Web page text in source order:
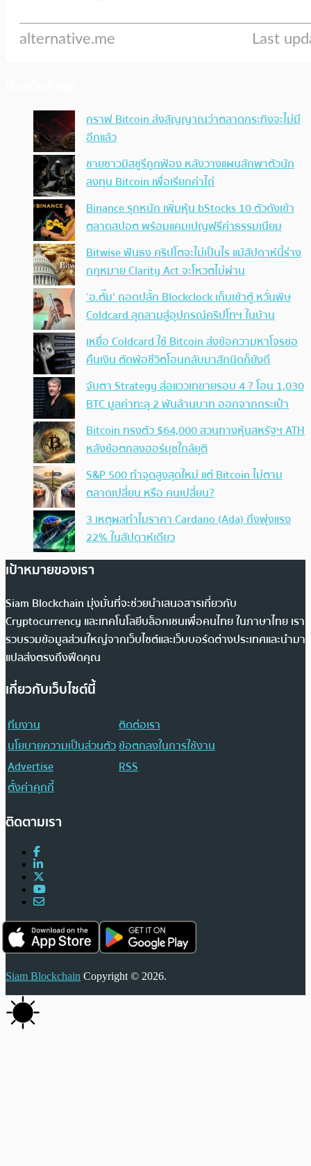
กราฟ Bitcoin ส่งสัญญาณว่าตลาดกระทิงจะไม่มี
อีกแล้ว
ชายชาวมิสซูรีถูกฟ้อง หลังวางแผนลักพาตัวนัก
ลงทุน Bitcoin เพื่อเรียกค่าไถ่
Binance รุกหนัก เพิ่มหุ้น bStocks 10 ตัวดังเข้า
ตลาดสปอต พร้อมแคมเปญฟรีค่าธรรมเนียม
Bitwise ฟันธง คริปโตจะไม่เป็นไร แม้สัปดาห์นี้ร่าง
กฎหมาย Clarity Act จะโหวตไม่ผ่าน
‘อ.ตั๊ม’ ถอดปลั้ก Blockclock เก็บเข้าตู้ หวั่นพิษ
Coldcard ลุกลามสู่อุปกรณ์คริปโทฯ ในบ้าน
เหยื่อ Coldcard ใช้ Bitcoin ส่งข้อความหาโจรขอ
คืนเงิน ตัดพ้อชีวิตโอนกลับมาสักนิดก็ยังดี
จับตา Strategy ส่อแววเทขายรอบ 4 ? โอน 1,030
BTC มูลค่าทะลุ 2 พันล้านบาท ออกจากกระเป๋า
Bitcoin ทรงตัว $64,000 สวนทางหุ้นสหรัฐฯ ATH
หลังข้อตกลงฮอร์มุซใกล้ยุติ
S&P 500 ทำจุดสูงสุดใหม่ แต่ Bitcoin ไม่ตาม
ตลาดเปลี่ยน หรือ คนเปลี่ยน?
3 เหตุผลทำไมราคา Cardano (Ada) ถึงพุ่งแรง
22% ในสัปดาห์เดียว
เป้าหมายของเรา
Siam Blockchain มุ่งมั่นที่จะช่วยนำเสนอสารเกี่ยวกับ
Cryptocurrency และเทคโนโลยีบล็อกเชนเพื่อคนไทย ในภาษาไทย เรา
รวบรวมข้อมูลส่วนใหญ่จากเว็บไซต์และเว็บบอร์ดต่างประเทศและนำมา
แปลส่งตรงถึงฟีดคุณ
เกี่ยวกับเว็บไซต์นี้
ทีมงาน
ติดต่อเรา
นโยบายความเป็นส่วนตัวข้อตกลงในการใช้งาน
Advertise
RSS
ตั้งค่าคุกกี้
ติดตามเรา
Siam Blockchain Copyright © 2026.